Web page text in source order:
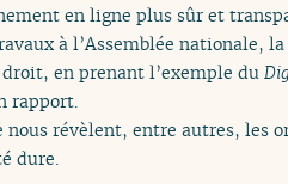
en ligne plus sûr et
à l’Assemblée nationale,
en prenant l’exemple du
rapport.
révèlent, entre autres, les
dure.